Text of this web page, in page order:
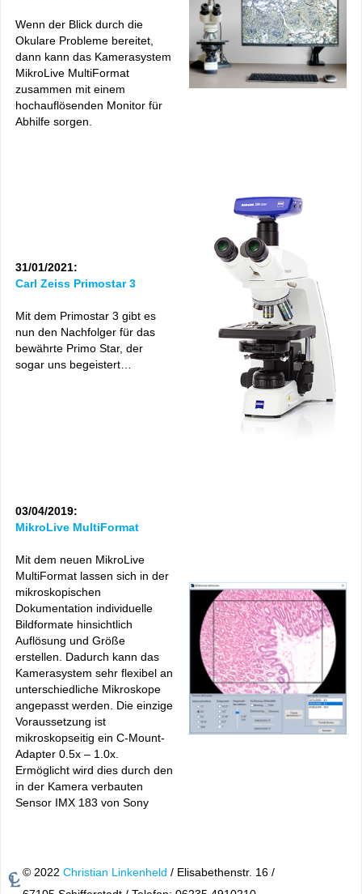
Wenn der Blick durch die
Okulare Probleme bereitet,
dann kann das Kamerasystem
MikroLive MultiFormat
zusammen mit einem
hochauflösenden Monitor für
Abhilfe sorgen.
31/01/2021:
Carl Zeiss Primostar 3
Mit dem Primostar 3 gibt es
nun den Nachfolger für das
bewährte Primo Star, der
sogar uns begeistert…
03/04/2019:
MikroLive MultiFormat
Mit dem neuen MikroLive
MultiFormat lassen sich in der
mikroskopischen
Dokumentation individuelle
Bildformate hinsichtlich
Auflösung und Größe
erstellen. Dadurch kann das
Kamerasystem sehr flexibel an
unterschiedliche Mikroskope
angepasst werden. Die einzige
Voraussetzung ist
mikroskopseitig ein C-Mount-
Adapter 0.5x – 1.0x.
Ermöglicht wird dies durch den
in der Kamera verbauten
Sensor IMX 183 von Sony
© 2022 Christian Linkenheld / Elisabethenstr. 16 /